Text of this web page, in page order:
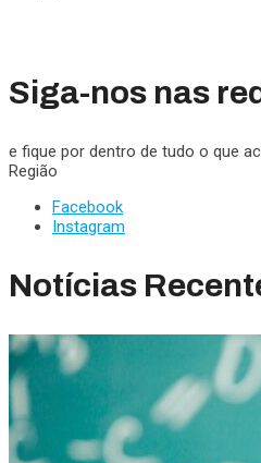
Siga-nos nas
e fique por dentro de tudo o que
Região
Facebook
Instagram
Notícias